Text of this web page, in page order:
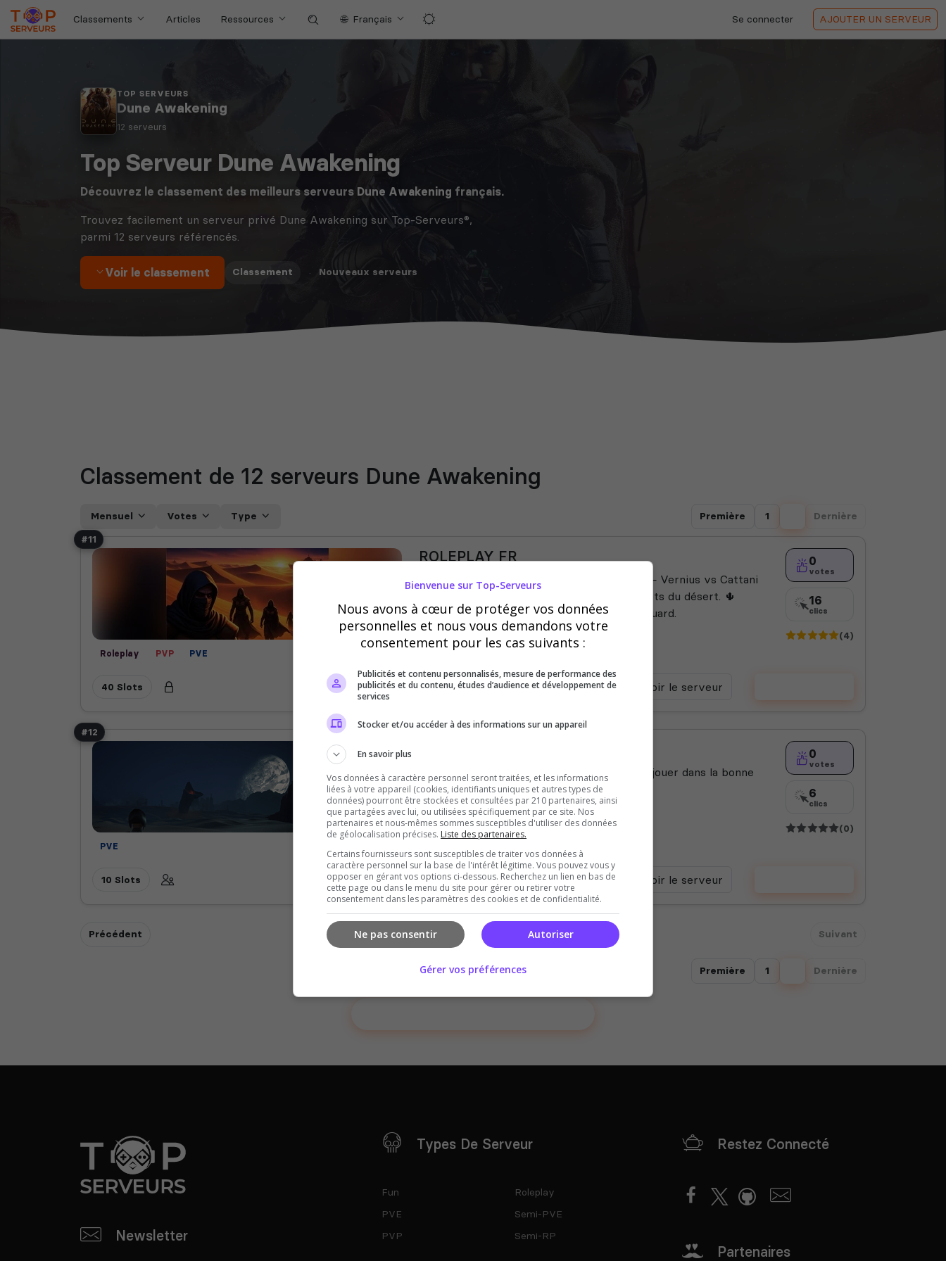
Classements Articles Ressources Français Se connecter AJOUTER UN SERVEUR
TOP SERVEURS
Dune Awakening
12 serveurs
Top Serveur Dune Awakening
Découvrez le classement des meilleurs serveurs Dune Awakening français.
Trouvez facilement un serveur privé Dune Awakening sur Top-Serveurs®,
parmi 12 serveurs référencés.
Voir le classement Classement · Nouveaux serveurs
Classement de 12 serveurs Dune Awakening
Mensuel Votes Type Première 1 Dernière
#11
Roleplay PVP PVE
ROLEPLAY FR
RP DUNE STRICT ⚔️ Deux Maisons rivales — Vernius vs Cattani
🔧 Intrigues, combats, technologies et secrets du désert. 🌵
Rejoignez DARKZONE RP — V2 sur Sietchguard.
0
votes
16
clics
(4)
40 Slots Voir le serveur
#12
PVE
Omnius
Petit serveur, sans prise de tête, pour le plaisir de jouer dans la bonne
humeur Monde PVE, désert profond PVE/PVP
0
votes
6
clics
(0)
10 Slots Voir le serveur
Précédent Suivant
Première 1 Dernière
Newsletter
Types De Serveur
Fun
PVE
PVP
Roleplay
Semi-PVE
Semi-RP
Restez Connecté
Partenaires
Bienvenue sur Top-Serveurs
Nous avons à cœur de protéger vos données
personnelles et nous vous demandons votre
consentement pour les cas suivants :
Publicités et contenu personnalisés, mesure de performance des
publicités et du contenu, études d’audience et développement de
services
Stocker et/ou accéder à des informations sur un appareil
En savoir plus
Vos données à caractère personnel seront traitées, et les informations
liées à votre appareil (cookies, identifiants uniques et autres types de
données) pourront être stockées et consultées par 210 partenaires, ainsi
que partagées avec lui, ou utilisées spécifiquement par ce site. Nos
partenaires et nous-mêmes sommes susceptibles d'utiliser des données
de géolocalisation précises. Liste des partenaires.
Certains fournisseurs sont susceptibles de traiter vos données à
caractère personnel sur la base de l'intérêt légitime. Vous pouvez vous y
opposer en gérant vos options ci-dessous. Recherchez un lien en bas de
cette page ou dans le menu du site pour gérer ou retirer votre
consentement dans les paramètres des cookies et de confidentialité.
Autoriser
Ne pas consentir
Gérer vos préférences